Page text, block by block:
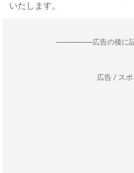
いたします。
--------------------広告の後に
広告 / ス